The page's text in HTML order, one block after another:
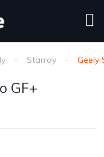
Starray Geely
GF+